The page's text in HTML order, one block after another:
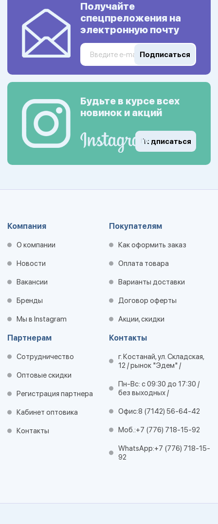
Получайте
спецпреложения на
электронную почту
Подписаться
Будьте в курсе всех
новинок и акций
Подписаться
Компания
О компании
Новости
Вакансии
Бренды
Мы в Instagram
Покупателям
Как оформить заказ
Оплата товара
Варианты доставки
Договор оферты
Акции, скидки
Партнерам
Сотрудничество
Оптовые скидки
Регистрация партнера
Кабинет оптовика
Контакты
Контакты
г. Костанай, ул. Складская,
12 / рынок "Эдем" /
Пн-Вс: с 09:30 до 17:30 /
без выходных /
Офис:8 (7142) 56-64-42
Моб.:+7 (776) 718-15-92
WhatsApp:+7 (776) 718-15-
92